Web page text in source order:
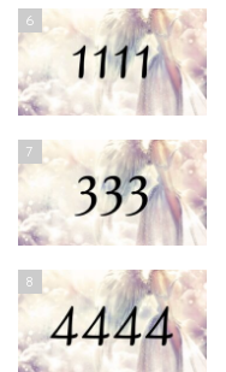
6
7
8